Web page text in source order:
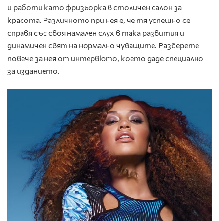
и работи като фризьорка в столичен салон за
красота. Различното при нея е, че тя успешно се
справя със своя намален слух в така развития и
динамичен свят на нормално чуващите. Разберете
повече за нея от интервюто, което даде специално
за изданието.